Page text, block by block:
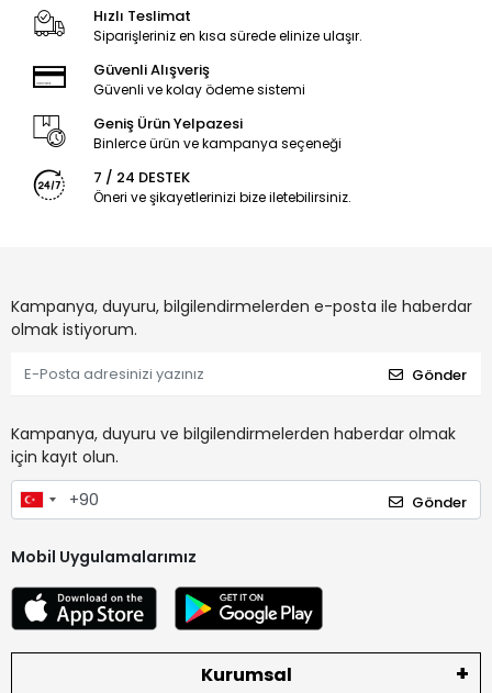
Hızlı Teslimat
Siparişleriniz en kısa sürede elinize ulaşır.
Güvenli Alışveriş
Güvenli ve kolay ödeme sistemi
Geniş Ürün Yelpazesi
Binlerce ürün ve kampanya seçeneği
7 / 24 DESTEK
Öneri ve şikayetlerinizi bize iletebilirsiniz.
Kampanya, duyuru, bilgilendirmelerden e-posta ile haberdar
olmak istiyorum.
Gönder
Kampanya, duyuru ve bilgilendirmelerden haberdar olmak
için kayıt olun.
Gönder
Mobil Uygulamalarımız
Kurumsal